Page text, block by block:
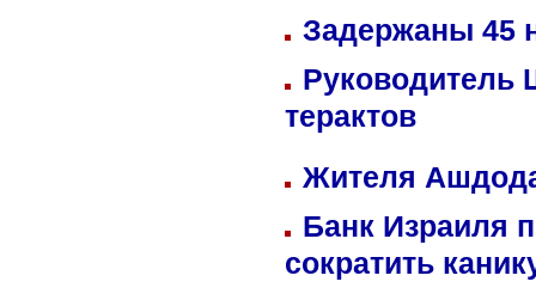
Задержаны 45
Руководитель
терактов
Жителя
Банк Израиля
сократить